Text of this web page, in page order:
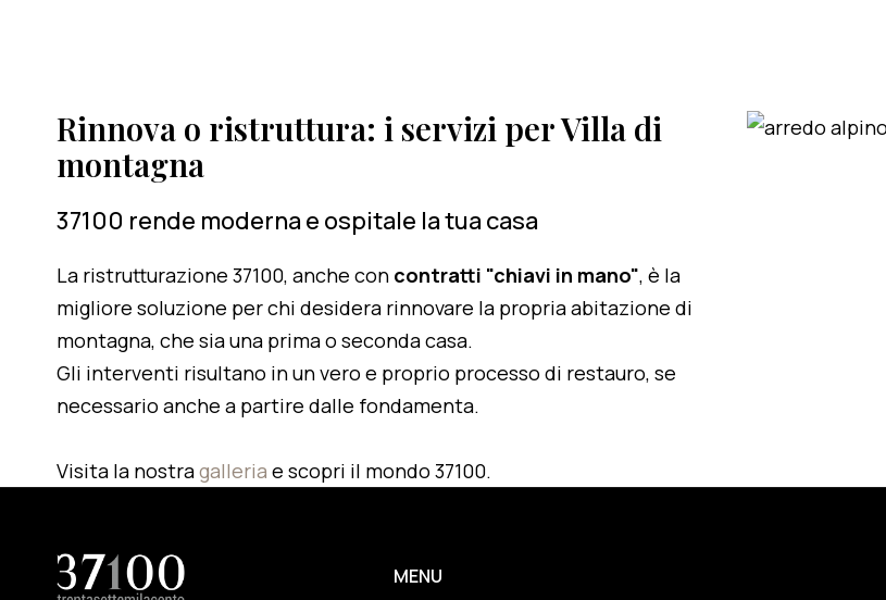
Rinnova o ristruttura: i servizi per Villa di
montagna
37100 rende moderna e ospitale la tua casa
La ristrutturazione 37100, anche con contratti "chiavi in mano", è la
migliore soluzione per chi desidera rinnovare la propria abitazione di
montagna, che sia una prima o seconda casa.
Gli interventi risultano in un vero e proprio processo di restauro, se
necessario anche a partire dalle fondamenta.
Visita la nostragalleria e scopri il mondo 37100.
MENU